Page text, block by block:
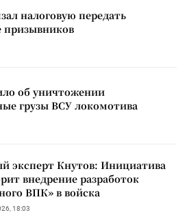
налоговую передать
об уничтожении
грузы ВСУ локомотива
эксперт Кнутов: Инициатива
внедрение разработок
ВПК» в войска
18:03